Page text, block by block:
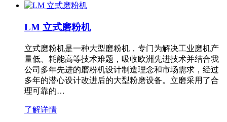
LM 立式磨粉机
立式磨粉机是一种大型磨粉机，专门为解决工业磨机产
量低、耗能高等技术难题，吸收欧洲先进技术并结合我
公司多年先进的磨粉机设计制造理念和市场需求，经过
多年的潜心设计改进后的大型粉磨设备。立磨采用了合
理可靠的…
了解详情